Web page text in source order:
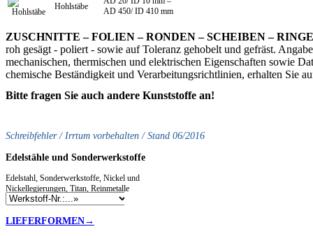
Hohlstäbe
AD 450/ ID 410 mm
ZUSCHNITTE – FOLIEN – RONDEN – SCHEIBEN –
roh gesägt - poliert - sowie auf Toleranz gehobelt und gefräst.
mechanischen, thermischen und elektrischen Eigenschaften sowie
chemische Beständigkeit und Verarbeitungsrichtlinien, erhalten Sie
Bitte fragen Sie auch andere Kunststoffe an!
Schreibfehler / Irrtum vorbehalten / Stand 06/2016
Edelstähle und Sonderwerkstoffe
Edelstahl, Sonderwerkstoffe, Nickel und
Nickellegierungen, Titan, Reinmetalle
LIEFERFORMEN→